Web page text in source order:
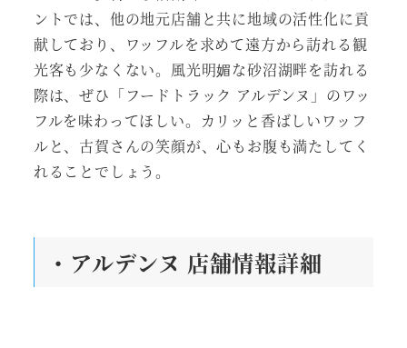
ントでは、他の地元店舗と共に地域の活性化に貢
献しており、ワッフルを求めて遠方から訪れる観
光客も少なくない。風光明媚な砂沼湖畔を訪れる
際は、ぜひ「フードトラック アルデンヌ」のワッ
フルを味わってほしい。カリッと香ばしいワッフ
ルと、古賀さんの笑顔が、心もお腹も満たしてく
れることでしょう。
・アルデンヌ 店舗情報詳細